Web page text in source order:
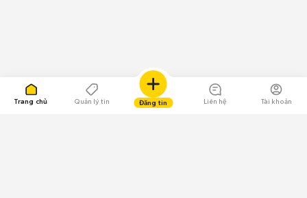
Trang chủ Quản lý tin Đăng tin Liên hệ Tài khoản